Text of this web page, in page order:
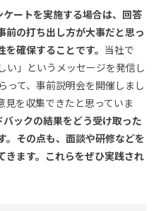
ートを実施する場合は、回答
前の打ち出し方が大事だと思っ
確保することです。 当社で
い」というメッセージを発信し
って、事前説明会を開催しまし
見を収集できたと思っていま
ックの結果をどう受け取った
。その点も、面談や研修などを
きます。これらをぜひ実践され